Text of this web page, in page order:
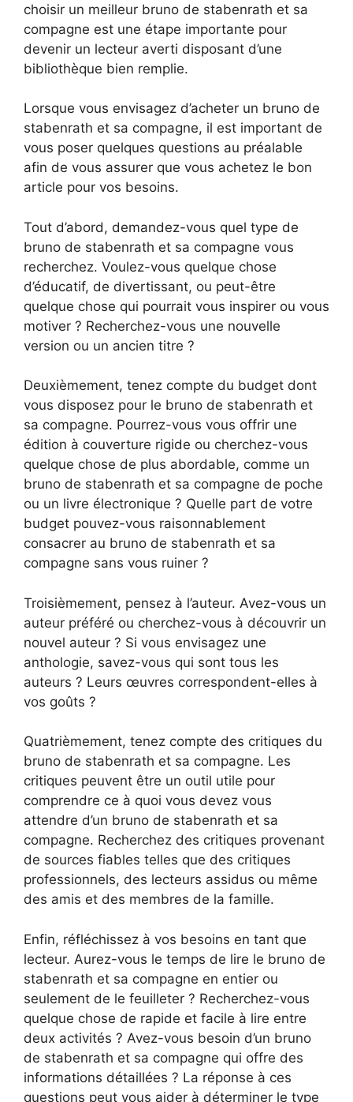
choisir un meilleur bruno de stabenrath et sa
compagne est une étape importante pour
devenir un lecteur averti disposant d’une
bibliothèque bien remplie.
Lorsque vous envisagez d’acheter un bruno de
stabenrath et sa compagne, il est important de
vous poser quelques questions au préalable
afin de vous assurer que vous achetez le bon
article pour vos besoins.
Tout d’abord, demandez-vous quel type de
bruno de stabenrath et sa compagne vous
recherchez. Voulez-vous quelque chose
d’éducatif, de divertissant, ou peut-être
quelque chose qui pourrait vous inspirer ou vous
motiver ? Recherchez-vous une nouvelle
version ou un ancien titre ?
Deuxièmement, tenez compte du budget dont
vous disposez pour le bruno de stabenrath et
sa compagne. Pourrez-vous vous offrir une
édition à couverture rigide ou cherchez-vous
quelque chose de plus abordable, comme un
bruno de stabenrath et sa compagne de poche
ou un livre électronique ? Quelle part de votre
budget pouvez-vous raisonnablement
consacrer au bruno de stabenrath et sa
compagne sans vous ruiner ?
Troisièmement, pensez à l’auteur. Avez-vous un
auteur préféré ou cherchez-vous à découvrir un
nouvel auteur ? Si vous envisagez une
anthologie, savez-vous qui sont tous les
auteurs ? Leurs œuvres correspondent-elles à
vos goûts ?
Quatrièmement, tenez compte des critiques du
bruno de stabenrath et sa compagne. Les
critiques peuvent être un outil utile pour
comprendre ce à quoi vous devez vous
attendre d’un bruno de stabenrath et sa
compagne. Recherchez des critiques provenant
de sources fiables telles que des critiques
professionnels, des lecteurs assidus ou même
des amis et des membres de la famille.
Enfin, réfléchissez à vos besoins en tant que
lecteur. Aurez-vous le temps de lire le bruno de
stabenrath et sa compagne en entier ou
seulement de le feuilleter ? Recherchez-vous
quelque chose de rapide et facile à lire entre
deux activités ? Avez-vous besoin d’un bruno
de stabenrath et sa compagne qui offre des
informations détaillées ? La réponse à ces
questions peut vous aider à déterminer le type